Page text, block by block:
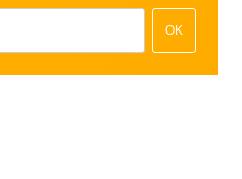
OK